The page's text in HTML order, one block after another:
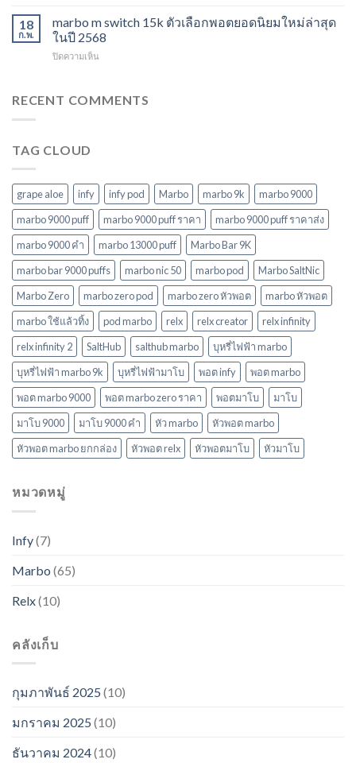
2568
ทิ้ง
หลาก
ตัว
ตอบ
15000
พอต
ใช้
บุหรี่
18
ก.พ.
marbo m switch 15k ตัวเลือกพอตยอดนิยมใหม่ล่าสุด
ในปี 2568
ปิดความเห็น
switch
นิยม
ใหม่
ล่าสุด
ในปี
2568
RECENT COMMENTS
TAG CLOUD
grape aloe infy infy pod Marbo marbo 9k
marbo 9000
marbo 9000 puff
marbo 9000 puff ราคา
marbo 9000 puff ราคาส่ง
marbo 9000 คํา
marbo 13000 puff
Marbo Bar 9K
marbo bar 9000 puffs
marbo nic 50 marbo pod
Marbo SaltNic
Marbo Zero
marbo zero pod marbo zero หัวพอต
marbo หัวพอต
marbo ใช้แล้วทิ้ง
pod marbo relx relx creator
relx infinity
relx infinity 2
SaltHub salthub marbo
บุหรี่ไฟฟ้า marbo
บุหรี่ไฟฟ้า marbo 9k
บุหรี่ไฟฟ้ามาโบ พอต infy
พอต marbo
พอต marbo 9000
พอต marbo zero ราคา พอตมาโบ
มาโบ
มาโบ 9000
มาโบ 9000 คํา หัว marbo
หัวพอต marbo
หัวพอต marbo ยกกล่อง
หัวพอต relx หัวพอตมาโบ หัวมาโบ
หมวดหมู่
Infy(7)
Marbo (65)
Relx(10)
คลังเก็บ
กุมภาพันธ์ 2025 (10)
มกราคม 2025 (10)
ธันวาคม 2024(10)